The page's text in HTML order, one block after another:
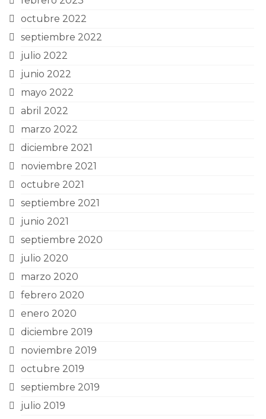
octubre 2022
septiembre 2022
julio 2022
junio 2022
mayo 2022
abril 2022
marzo 2022
diciembre 2021
noviembre 2021
octubre 2021
septiembre 2021
junio 2021
septiembre 2020
julio 2020
marzo 2020
febrero 2020
enero 2020
diciembre 2019
noviembre 2019
octubre 2019
septiembre 2019
julio 2019